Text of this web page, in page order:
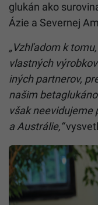
glukán ako
Ázie a Severnej
„Vzhľadom k
vlastných
iných partnerov,
našim
však neevidujeme
a Austrálie,“